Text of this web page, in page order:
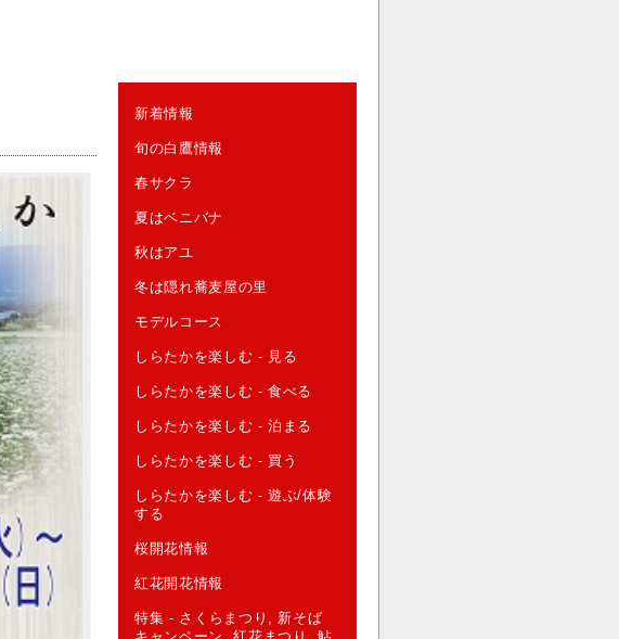
新着情報
旬の白鷹情報
春サクラ
夏はベニバナ
秋はアユ
冬は隠れ蕎麦屋の里
モデルコース
しらたかを楽しむ - 見る
しらたかを楽しむ - 食べる
しらたかを楽しむ - 泊まる
しらたかを楽しむ - 買う
しらたかを楽しむ - 遊ぶ/体験
する
桜開花情報
紅花開花情報
特集 - さくらまつり, 新そば